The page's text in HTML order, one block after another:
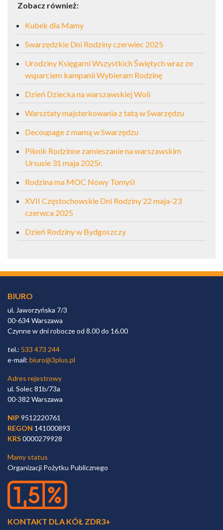
Zobacz również:
Kubek dla Mamy
Swarzędzkie Dni Rodziny czerwiec 2025
Urodziny Księgarni Wszystkich Świętych wraz ze
wsparciem kampanii Wybieram Rodzinę
Dzień Dziecka na warszawskiej Woli
Warsztaty majsterkowania z tatą w Swarzędzu
Decoupage z mamą w Swarzędzu
Piknik Rodzinne zamieszanie na warszawskim
Ursusie 31 maja 2025r.
Rodzina ma MOC Nowy Tomyśl
XVII Częstochowskie Dni Rodziny 22 maja-23
czerwca 2025
Dzień Rodziny w Bydgoszczy
BIURO
ul. Jaworzyńska 7/3
00-634 Warszawa
Czynne w dni robocze od 8.00 do 16.00
tel.: 533 473 244
e-mail: biuro@3plus.pl
Adres rejestrowy
ul. Solec 81b/73a
00-382 Warszawa
NIP 9512220761
REGON 141000893
KRS0000279928
Mamy status
Organizacji Pożytku Publicznego
KONTAKT DLA KÓŁ ZDR3+